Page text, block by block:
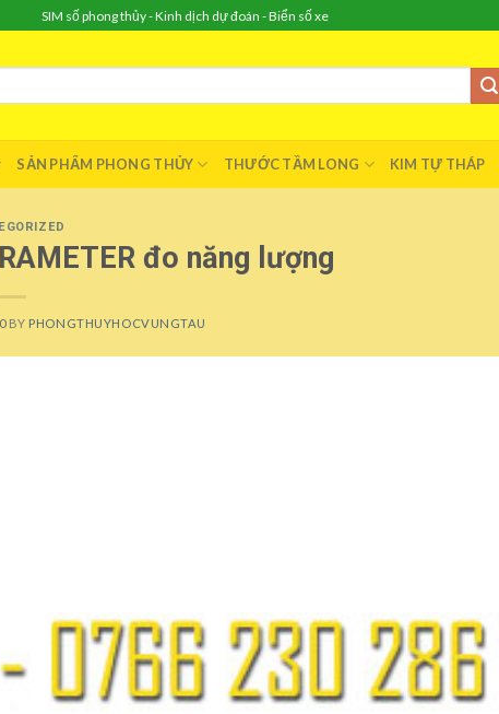
SIM số phong thủy - Kinh dịch dự đoán - Biển số xe
SẢN PHẨM PHONG THỦY THƯỚC TẦM LONG KIM TỰ THÁP
đo năng lượng
BY PHONGTHUYHOCVUNGTAU